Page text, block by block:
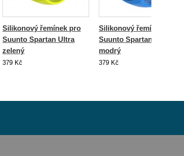
Silikonový řemínek pro
Suunto Spartan Ultra
zelený
379 Kč
Silikonový řemínek pro
Suunto Spartan Ultra
modrý
379 Kč